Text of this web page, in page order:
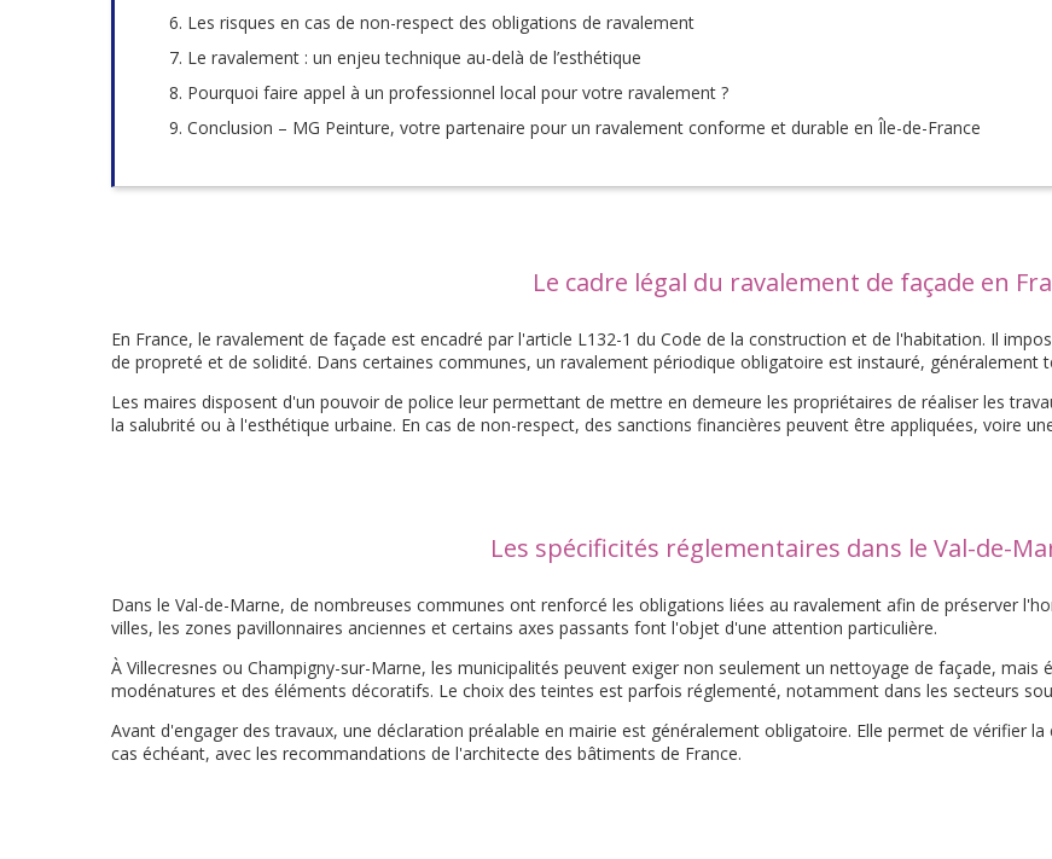
Les risques en cas de non-respect des obligations de ravalement
Le ravalement : un enjeu technique au-delà de l’esthétique
Pourquoi faire appel à un professionnel local pour votre ravalement ?
Conclusion – MG Peinture, votre partenaire pour un ravalement conforme et durable en Île-de-France
Le cadre légal du ravalement de façade en
En France, le ravalement de façade est encadré par l'article L132-1 du Code de la construction et de l'habitation. Il
de propreté et de solidité. Dans certaines communes, un ravalement périodique obligatoire est instauré, généralement
Les maires disposent d'un pouvoir de police leur permettant de mettre en demeure les propriétaires de réaliser les
la salubrité ou à l'esthétique urbaine. En cas de non-respect, des sanctions financières peuvent être appliquées, voire
Les spécificités réglementaires dans le Val-de-
Dans le Val-de-Marne, de nombreuses communes ont renforcé les obligations liées au ravalement afin de préserver
villes, les zones pavillonnaires anciennes et certains axes passants font l'objet d'une attention particulière.
À Villecresnes ou Champigny-sur-Marne, les municipalités peuvent exiger non seulement un nettoyage de façade,
modénatures et des éléments décoratifs. Le choix des teintes est parfois réglementé, notamment dans les secteurs
Avant d'engager des travaux, une déclaration préalable en mairie est généralement obligatoire. Elle permet de vérifier
cas échéant, avec les recommandations de l'architecte des bâtiments de France.